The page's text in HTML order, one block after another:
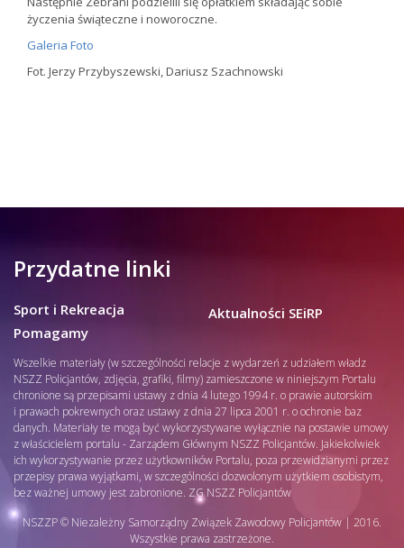
życzenia świąteczne i noworoczne.
Galeria Foto
Fot. Jerzy Przybyszewski, Dariusz Szachnowski
Przydatne linki
Sport i Rekreacja
Pomagamy
Aktualności SEiRP
Wszelkie materiały (w szczególności relacje z wydarzeń z udziałem władz
NSZZ Policjantów, zdjęcia, grafiki, filmy) zamieszczone w niniejszym Portalu
chronione są przepisami ustawy z dnia 4 lutego 1994 r. o prawie autorskim
i prawach pokrewnych oraz ustawy z dnia 27 lipca 2001 r. o ochronie baz
danych. Materiały te mogą być wykorzystywane wyłącznie na postawie umowy
z właścicielem portalu - Zarządem Głównym NSZZ Policjantów. Jakiekolwiek
ich wykorzystywanie przez użytkowników Portalu, poza przewidzianymi przez
przepisy prawa wyjątkami, w szczególności dozwolonym użytkiem osobistym,
bez ważnej umowy jest zabronione. ZG NSZZ Policjantów
NSZZP © Niezależny Samorządny Związek Zawodowy Policjantów | 2016.
Wszystkie prawa zastrzeżone.